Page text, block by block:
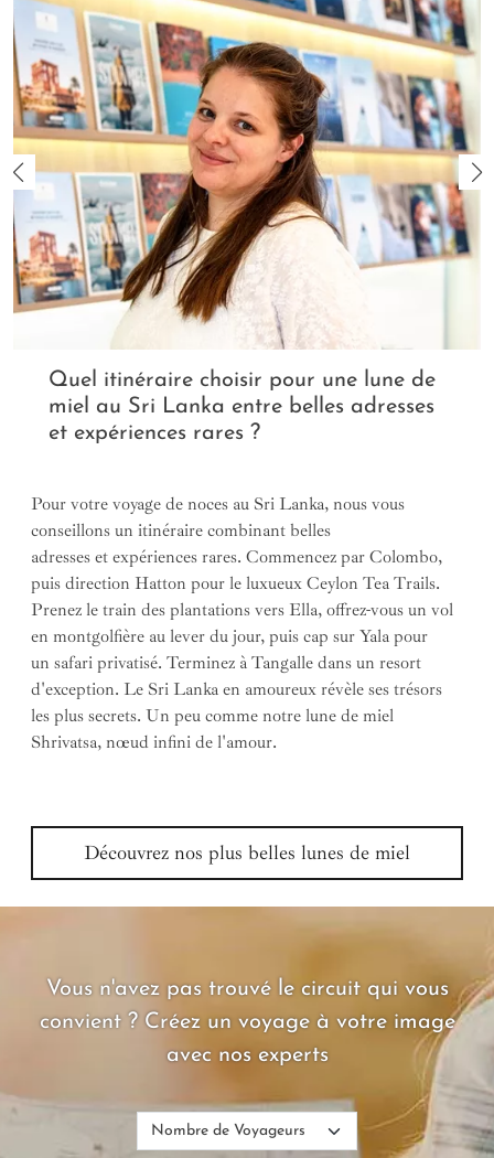
Quel itinéraire choisir pour une lune de
miel au Sri Lanka entre belles adresses
et expériences rares ?
Pour votre voyage de noces au Sri Lanka, nous vous
conseillons un itinéraire combinant belles
adresses et expériences rares. Commencez par Colombo,
puis direction Hatton pour le luxueux Ceylon Tea Trails.
Prenez le train des plantations vers Ella, offrez-vous un vol
en montgolfière au lever du jour, puis cap sur Yala pour
un safari privatisé. Terminez à Tangalle dans un resort
d'exception. Le Sri Lanka en amoureux révèle ses trésors
les plus secrets. Un peu comme notre lune de miel
Shrivatsa, nœud infini de l'amour.
Découvrez nos plus belles lunes de miel
Vous n'avez pas trouvé le circuit qui vous
convient ? Créez un voyage à votre image
avec nos experts